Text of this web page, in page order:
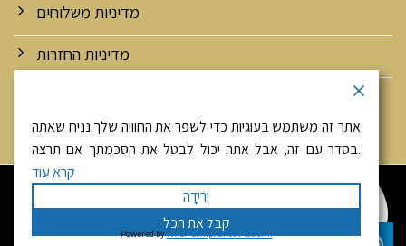
מדיניות משלוחים
מדיניות החזרות
כל הזכויות שמורות 2026 © דר' גולדנהירש| מנוהל על ידי
אתר זה משתמש בעוגיות כדי לשפר את החוויה שלך.נניח שאתה
בסדר עם זה, אבל אתה יכול לבטל את הסכמתך אם תרצה.
קרא עוד
יְרִידָה
קבל את הכל
Powered byWPLP Compliance Platform
היי! זאת יפה מגולדנהירש
צריכה עזרה? אני זמינה עבורך
058-4033007
וואטסאפ טלפון